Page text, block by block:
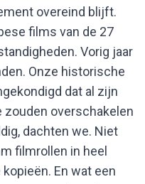
overeind blijft.
films van de 27
Vorig jaar
Onze historische
dat al zijn
zouden overschakelen
dachten we. Niet
filmrollen in heel
En wat een